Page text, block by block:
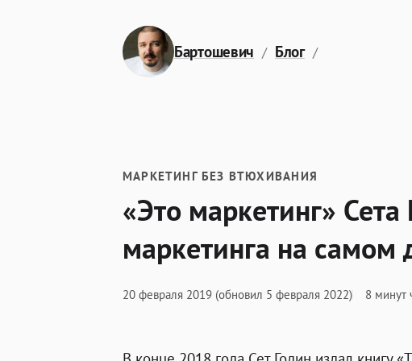
Бартошевич Блог
МАРКЕТИНГ БЕЗ ВТЮХИВАНИЯ
«Это маркетинг» Сета
маркетинга на самом
20 февраля 2019 (обновил 5 февраля 2022) 8 минут